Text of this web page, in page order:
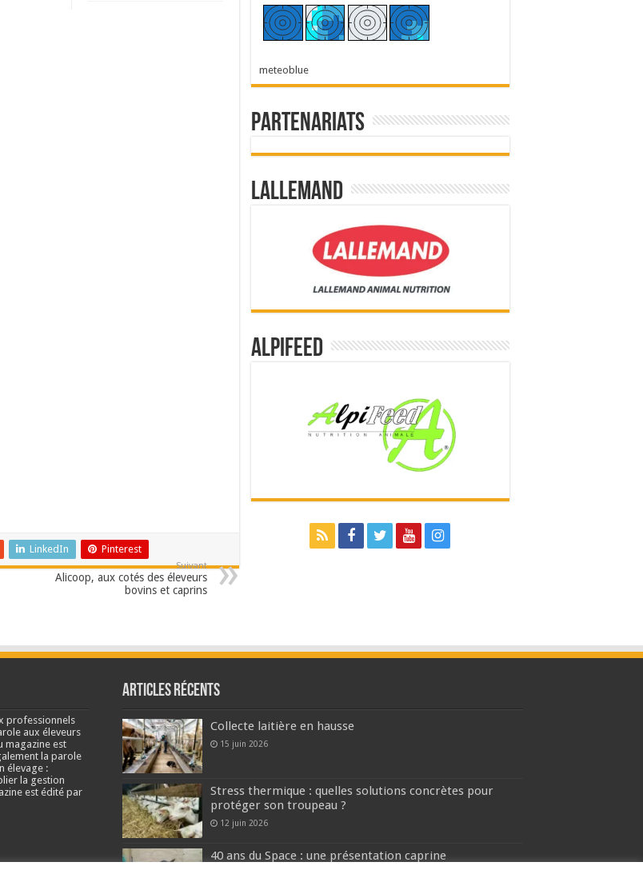
LinkedIn Pinterest
Suivant
Alicoop, aux cotés des éleveurs
bovins et caprins
meteoblue
Partenariats
Lallemand
Alpifeed
professionnels
aux éleveurs
magazine est
la parole
élevage :
la gestion
est édité par
Articles récents
Collecte laitière en hausse
15 juin 2026
Stress thermique : quelles solutions concrètes pour
protéger son troupeau ?
12 juin 2026
40 ans du Space : une présentation caprine